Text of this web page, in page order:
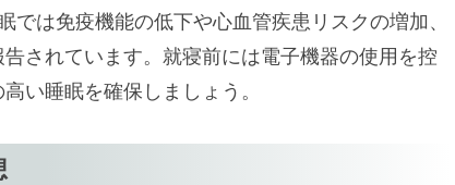
は免疫機能の低下や心血管疾患リスクの増加、
されています。就寝前には電子機器の使用を控
い睡眠を確保しましょう。